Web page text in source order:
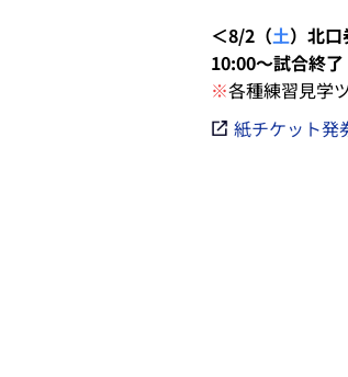
＜8/2（土）北
10:00～試合終了
※各種練習見学
紙チケット発